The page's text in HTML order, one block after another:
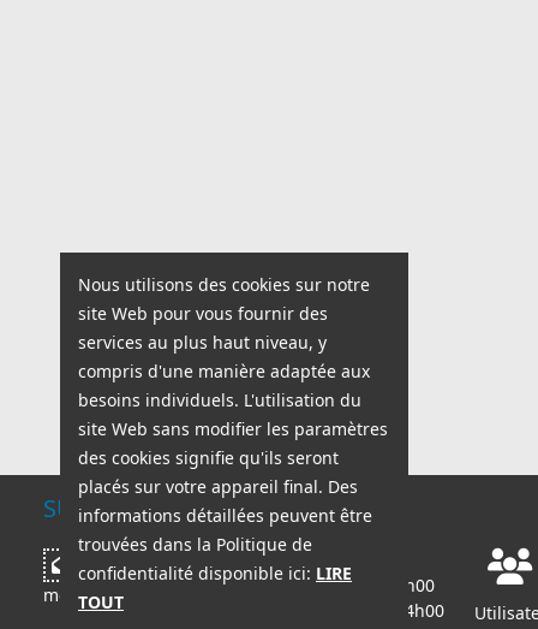
SUPPORT TECHNIQUE
Écrire un
message
Heures d'ouverture :
lun - ven : 8h00 - 18h00
sam - dim : 8h00 - 14h00
Nous utilisons des cookies sur notre
site Web pour vous fournir des
services au plus haut niveau, y
compris d'une manière adaptée aux
besoins individuels. L'utilisation du
site Web sans modifier les paramètres
des cookies signifie qu'ils seront
placés sur votre appareil final. Des
informations détaillées peuvent être
trouvées dans la Politique de
confidentialité disponible ici: LIRE
TOUT